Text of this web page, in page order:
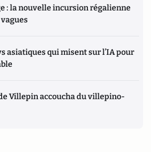
: la nouvelle incursion régalienne
asiatiques qui misent sur l’IA pour
Villepin accoucha du villepino-